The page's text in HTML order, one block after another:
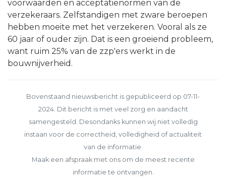
voorwaarden en acceptatienormen van de
verzekeraars. Zelfstandigen met zware beroepen
hebben moeite met het verzekeren. Vooral als ze
60 jaar of ouder zijn. Dat is een groeiend probleem,
want ruim 25% van de zzp'ers werkt in de
bouwnijverheid.
Bovenstaand nieuwsbericht is gepubliceerd op 07-11-
2024. Dit bericht is met veel zorg en aandacht
samengesteld. Desondanks kunnen wij niet volledig
instaan voor de correctheid, volledigheid of actualiteit
van de informatie.
Maak een afspraak met ons om de meest recente
informatie te ontvangen.